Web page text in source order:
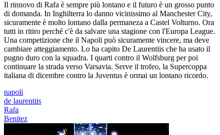
Il rinnovo di Rafa è sempre più lontano e il futuro è un grosso punto
di domanda. In Inghilterra lo danno vicinissimo al Manchester City,
sicuramente è molto lontano dalla permaneza a Castel Volturno. Ora
tutti in ritiro perché c'è da salvare una stagione con l'Europa League.
Una competizione che il Napoli può sicuramente vincere, ma deve
cambiare atteggiamento. Lo ha capito De Laurentiis che ha usato il
pugno duro con la squadra. I quarti contro il Wolfsburg per poi
continuare la strada verso Varsavia. Serve il trofeo, la Supercoppa
italiana di dicembre contro la Juventus è ormai un lontano ricordo.
napoli
de laurentiis
Rafa
Benitez